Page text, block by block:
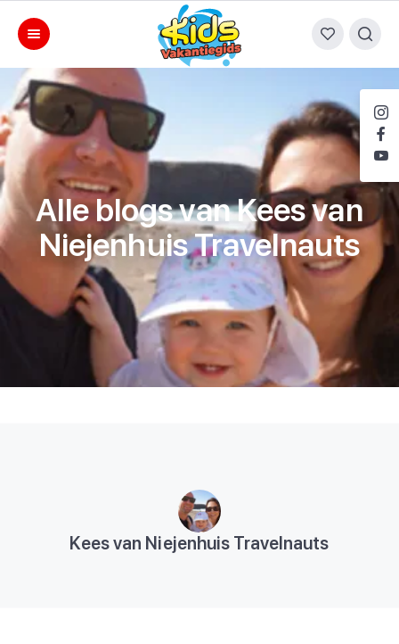
Alle blogs van Kees van
Niejenhuis Travelnauts
Kees van Niejenhuis Travelnauts